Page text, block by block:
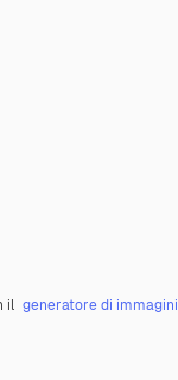
il generatore di immagini